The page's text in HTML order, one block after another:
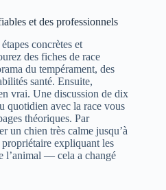
et des professionnels
concrètes et
des fiches de race
du tempérament, des
santé. Ensuite,
vrai. Une discussion de dix
quotidien avec la race vous
théoriques. Par
un chien très calme jusqu’à
propriétaire expliquant les
l’animal — cela a changé